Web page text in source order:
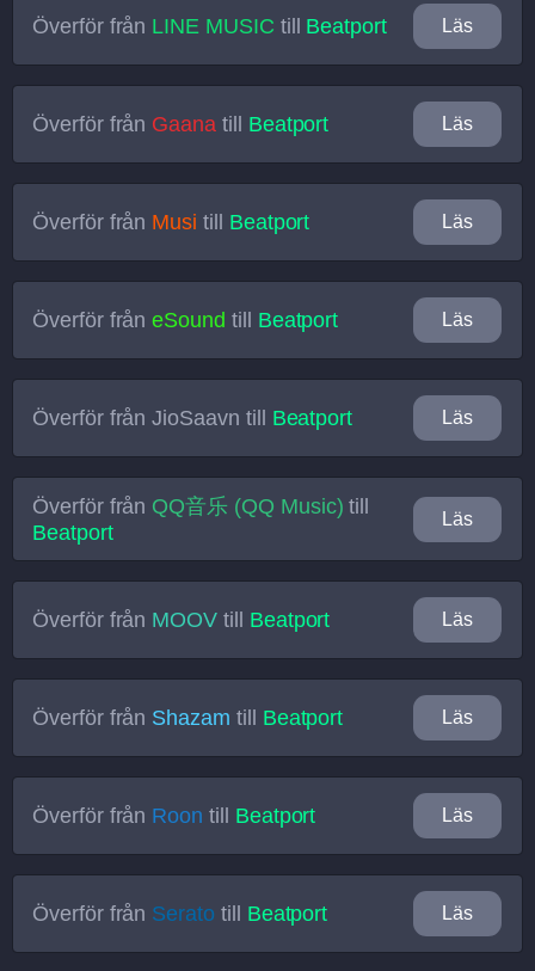
Överför från LINE MUSIC till Beatport Läs
Överför från Gaana till Beatport Läs
Överför från Musi till Beatport Läs
Överför fråneSound till Beatport Läs
Överför frånJioSaavn till Beatport Läs
Överför från QQ音乐 (QQ Music) till
Beatport
Läs
Överför från MOOV till Beatport Läs
Överför från Shazam till Beatport Läs
Överför från Roon till Beatport Läs
Överför från Serato till Beatport Läs